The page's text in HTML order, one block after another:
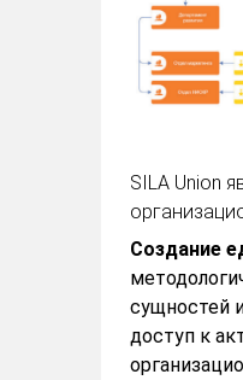
SILA Union
Создание
сущностей
доступ к